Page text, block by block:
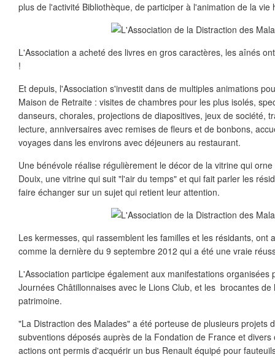
plus de l'activité Bibliothèque, de participer à l'animation de la vie
L'Association a acheté des livres en gros caractères, les aînés
!
Et depuis, l'Association s'investit dans de multiples animations
Maison de Retraite : visites de chambres pour les plus isolés,
danseurs, chorales, projections de diapositives, jeux de société,
lecture, anniversaires avec remises de fleurs et de bonbons,
voyages dans les environs avec déjeuners au restaurant.
Une bénévole réalise régulièrement le décor de la vitrine qui
Douix, une vitrine qui suit "l'air du temps" et qui fait parler les
faire échanger sur un sujet qui retient leur attention.
Les kermesses, qui rassemblent les familles et les résidants, ont
comme la dernière du 9 septembre 2012 qui a été une vraie
L'Association participe également aux manifestations organisées
Journées Châtillonnaises avec le Lions Club, et les brocantes
patrimoine.
"La Distraction des Malades" a été porteuse de plusieurs projets
subventions déposés auprès de la Fondation de France et
actions ont permis d'acquérir un bus Renault équipé pour